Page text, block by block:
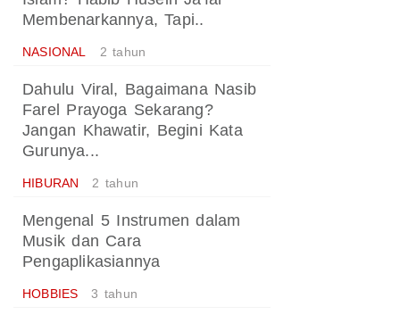
Membenarkannya, Tapi..
NASIONAL 2 tahun
Dahulu Viral, Bagaimana Nasib
Farel Prayoga Sekarang?
Jangan Khawatir, Begini Kata
Gurunya...
HIBURAN 2 tahun
Mengenal 5 Instrumen dalam
Musik dan Cara
Pengaplikasiannya
HOBBIES 3 tahun